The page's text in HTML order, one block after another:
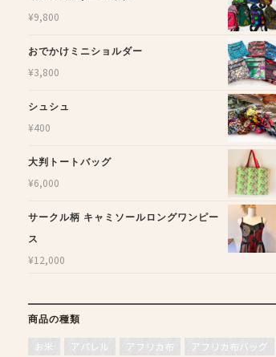
¥9,800
おでかけミニショルダー
¥3,800
シュシュ
¥400
大判トートバッグ
¥6,000
サークル柄 キャミソールロングワンピー
ス
¥12,000
商品の種類
お米 アパレル アフリカ布
アフリカ布バッグ